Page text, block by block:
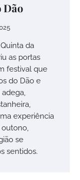
Dão
da
as portas
festival que
do Dão e
experiência
se
sentidos.